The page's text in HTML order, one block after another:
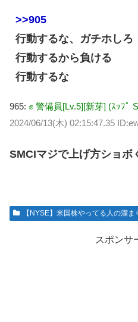
>>905
行動するな、ガチホしろ
行動するから負ける
行動するな
965: ✊ 警備員[Lv.5][新芽] (ｽｯﾌﾟ
2024/06/13(木) 02:15:47.35
SMCIマジで上げ方ショボ
【NYSE】米国株やってる人の溜
スポンサ